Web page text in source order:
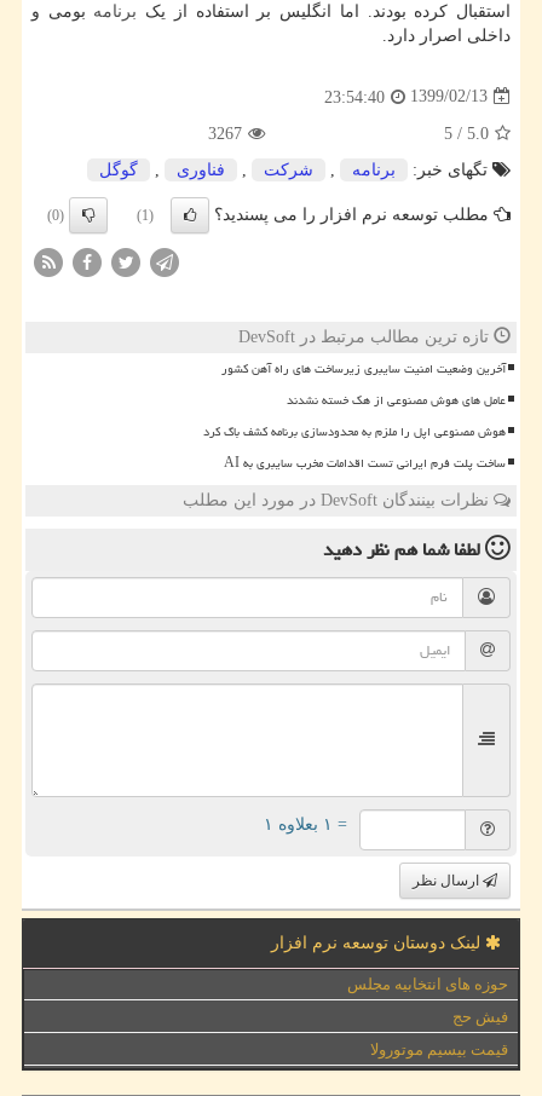
استقبال کرده بودند. اما انگلیس بر استفاده از یک برنامه بومی و
داخلی اصرار دارد.
1399/02/13
23:54:40
5.0
/
5
3267
تگهای خبر:
برنامه شركت فناوری گوگل
مطلب توسعه نرم افزار را می پسندید؟ (1)
(0)
تازه ترین مطالب مرتبط در DevSoft
آخرین وضعیت امنیت سایبری زیرساخت های راه آهن کشور
عامل های هوش مصنوعی از هک خسته نشدند
هوش مصنوعی اپل را ملزم به محدودسازی برنامه کشف باگ کرد
ساخت پلت فرم ایرانی تست اقدامات مخرب سایبری به AI
نظرات بینندگان DevSoft در مورد این مطلب
لطفا شما همنظر دهید
= ۱ بعلاوه ۱
ارسال نظر
لینک دوستان توسعه نرم افزار
حوزه های انتخابیه مجلس
فیش حج
قیمت بیسیم موتورولا